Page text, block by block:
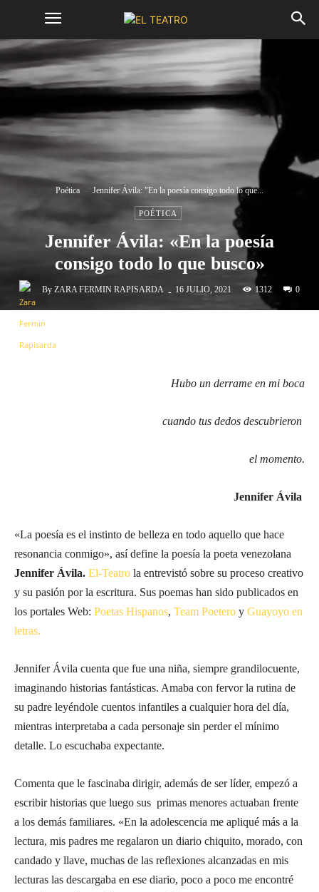
Poética Jennifer Ávila: "En la poesía consigo todo lo que...
POÉTICA
Jennifer Ávila: «En la poesía
consigo todo lo que busco»
By ZARA FERMIN RAPISARDA - 16 JULIO, 2021 1312 0
Hubo un derrame en mi boca
cuando tus dedos descubrieron
el momento.
Jennifer Ávila
«La poesía es el instinto de belleza en todo aquello que hace
resonancia conmigo», así define la poesía la poeta venezolana
Jennifer Ávila. El-Teatro la entrevistó sobre su proceso creativo
y su pasión por la escritura. Sus poemas han sido publicados en
los portales Web: Poetas Hispanos, Team Poetero y Guayoyo en
letras.
Jennifer Ávila cuenta que fue una niña, siempre grandilocuente,
imaginando historias fantásticas. Amaba con fervor la rutina de
su padre leyéndole cuentos infantiles a cualquier hora del día,
mientras interpretaba a cada personaje sin perder el mínimo
detalle. Lo escuchaba expectante.
Comenta que le fascinaba dirigir, además de ser líder, empezó a
escribir historias que luego sus primas menores actuaban frente
a los demás familiares. «En la adolescencia me apliqué más a la
lectura, mis padres me regalaron un diario chiquito, morado, con
candado y llave, muchas de las reflexiones alcanzadas en mis
lecturas las descargaba en ese diario, poco a poco me encontré